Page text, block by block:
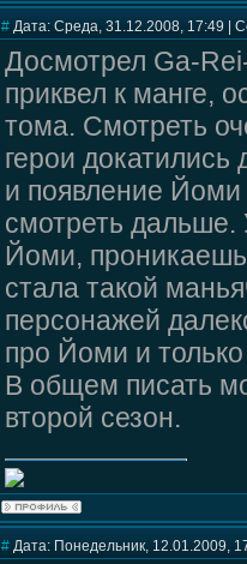
# Дата: Среда, 31.12.2008, 17:49 |
Досмотрел Ga-
приквел к манге,
тома. Смотреть
герои докатились
и появление Йоми
смотреть дальше.
Йоми,
стала такой
персонажей
про Йоми и
В общем писать
второй сезон.
# Дата: Понедельник, 12.01.2009,